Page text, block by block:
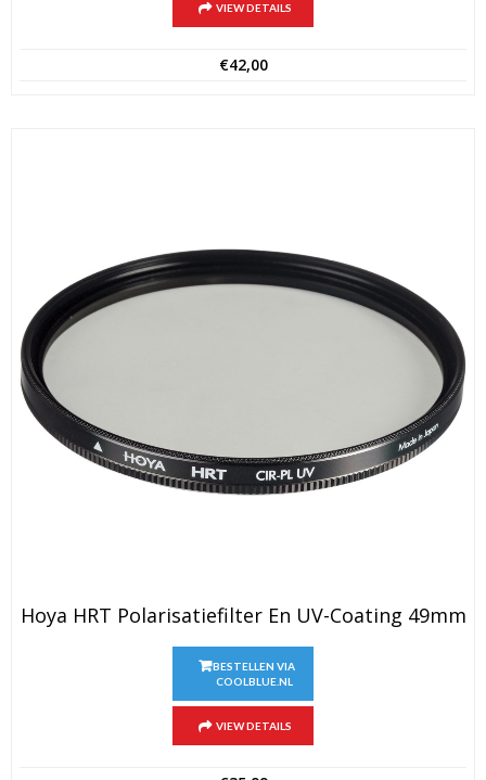
VIEW DETAILS
€42,00
Hoya HRT Polarisatiefilter En UV-Coating 49mm
BESTELLEN VIA
COOLBLUE.NL
VIEW DETAILS